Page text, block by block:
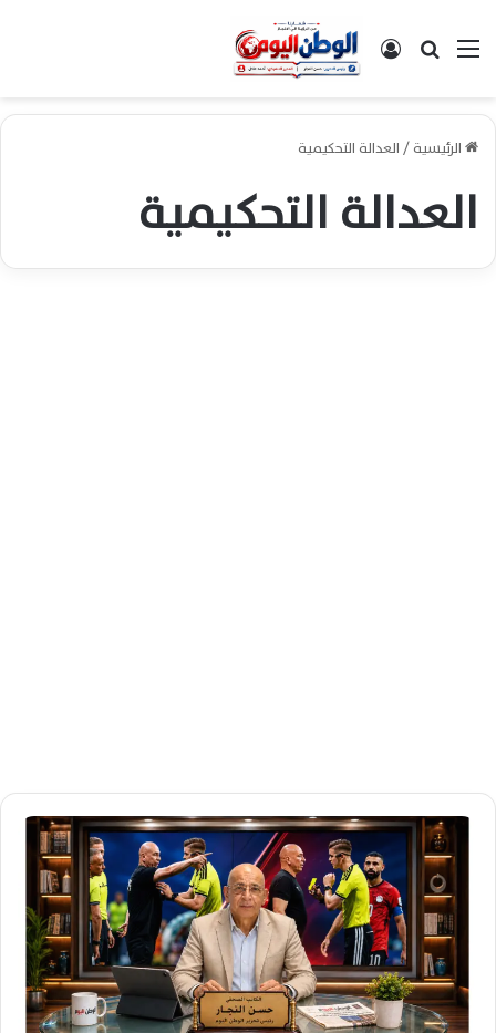
القائمةبحث عن تسجيل الدخول
الرئيسية/العدالة التحكيمية
العدالة التحكيمية